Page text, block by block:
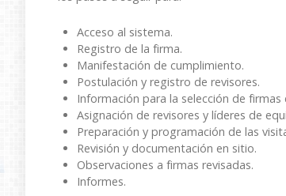
Acceso al sistema.
Registro de la firma.
Manifestación de cumplimiento.
Postulación y registro de revisores.
Información para la selección de firmas
Asignación de revisores y líderes de
Preparación y programación de las
Revisión y documentación en sitio.
Observaciones a firmas revisadas.
Informes.